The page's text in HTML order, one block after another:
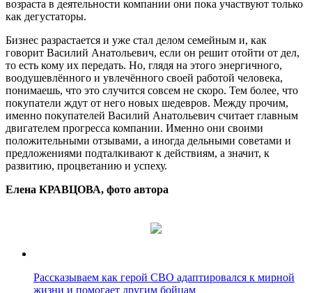
возраста в деятельности компании они пока участвуют только
как дегустаторы.
Бизнес разрастается и уже стал делом семейным и, как
говорит Василий Анатольевич, если он решит отойти от дел,
то есть кому их передать. Но, глядя на этого энергичного,
воодушевлённого и увлечённого своей работой человека,
понимаешь, что это случится совсем не скоро. Тем более, что
покупатели ждут от него новых шедевров. Между прочим,
именно покупателей Василий Анатольевич считает главным
двигателем прогресса компании. Именно они своими
положительными отзывами, а иногда дельными советами и
предложениями подталкивают к действиям, а значит, к
развитию, процветанию и успеху.
Елена КРАВЦОВА, фото автора
Рассказываем как герой СВО адаптировался к мирной
жизни и помогает другим бойцам